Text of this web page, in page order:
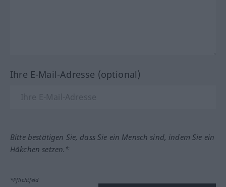
Ihre E-Mail-Adresse (optional)
Bitte bestätigen Sie, dass Sie ein Mensch sind, indem Sie ein
Häkchen setzen.*
*Pflichtfeld